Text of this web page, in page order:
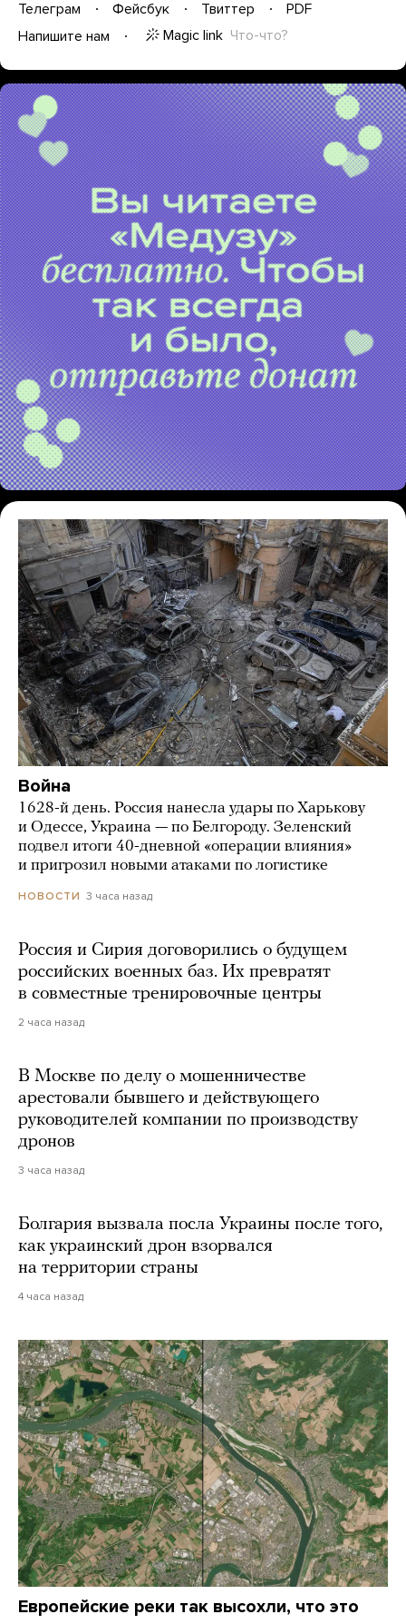
Телеграм Фейсбук Твиттер
PDF
Напишите нам
Magic link Что-что?
Война
1628-й день. Россия нанесла удары по Харькову
и Одессе, Украина — по Белгороду. Зеленский
подвел итоги 40-дневной «операции влияния»
и пригрозил новыми атаками по логистике
НОВОСТИ 3 часа назад
Россия и Сирия договорились о будущем
российских военных баз. Их превратят
в совместные тренировочные центры
2 часа назад
В Москве по делу о мошенничестве
арестовали бывшего и действующего
руководителей компании по производству
дронов
3 часа назад
Болгария вызвала посла Украины после того,
как украинский дрон взорвался
на территории страны
4 часа назад
Европейские реки так высохли, что это